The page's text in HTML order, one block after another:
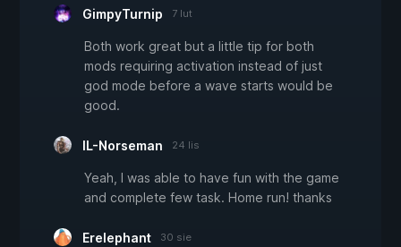
GimpyTurnip 7 lut
Both work great but a little tip for both
mods requiring activation instead of just
god mode before a wave starts would be
good.
IL-Norseman 24 lis
Yeah, I was able to have fun with the game
and complete few task. Home run! thanks
Erelephant 30 sie